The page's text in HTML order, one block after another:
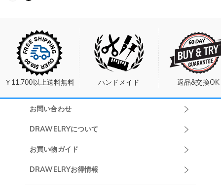
￥11,700以上送料無料 ハンドメイド 返品&交換OK
お問い合わせ
DRAWELRYについて
DRAWELRYについて
お買い物ガイド
発送について
DRAWELRYお得情報